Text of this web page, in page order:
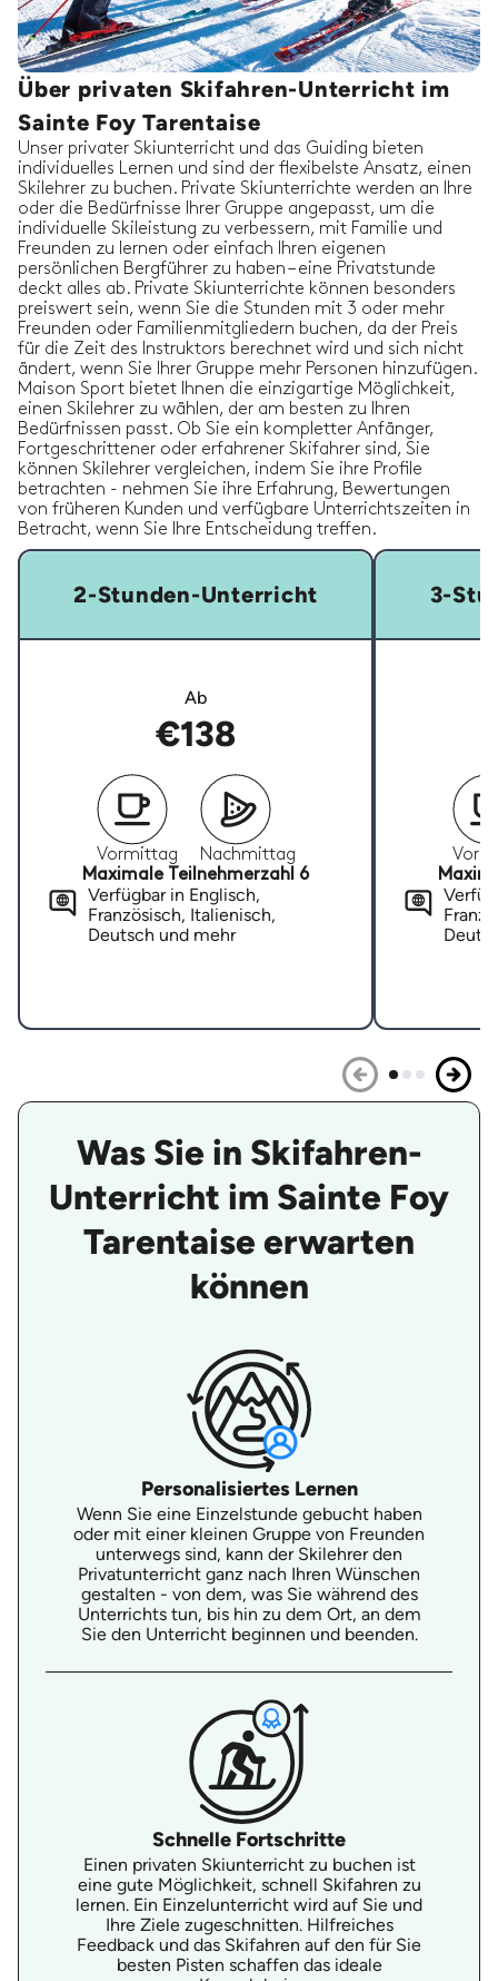
Über privaten Skifahren-Unterricht im
Sainte Foy Tarentaise
Unser privater Skiunterricht und das Guiding bieten
individuelles Lernen und sind der flexibelste Ansatz, einen
Skilehrer zu buchen. Private Skiunterrichte werden an Ihre
oder die Bedürfnisse Ihrer Gruppe angepasst, um die
individuelle Skileistung zu verbessern, mit Familie und
Freunden zu lernen oder einfach Ihren eigenen
persönlichen Bergführer zu haben – eine Privatstunde
deckt alles ab. Private Skiunterrichte können besonders
preiswert sein, wenn Sie die Stunden mit 3 oder mehr
Freunden oder Familienmitgliedern buchen, da der Preis
für die Zeit des Instruktors berechnet wird und sich nicht
ändert, wenn Sie Ihrer Gruppe mehr Personen hinzufügen.
Maison Sport bietet Ihnen die einzigartige Möglichkeit,
einen Skilehrer zu wählen, der am besten zu Ihren
Bedürfnissen passt. Ob Sie ein kompletter Anfänger,
Fortgeschrittener oder erfahrener Skifahrer sind, Sie
können Skilehrer vergleichen, indem Sie ihre Profile
betrachten - nehmen Sie ihre Erfahrung, Bewertungen
von früheren Kunden und verfügbare Unterrichtszeiten in
Betracht, wenn Sie Ihre Entscheidung treffen.
2-Stunden-Unterricht
Ab
€138
Vormittag
Nachmittag
Maximale Teilnehmerzahl 6
Verfügbar in Englisch,
Französisch, Italienisch,
Deutsch und mehr
3-
Was Sie in Skifahren-
Unterricht im Sainte Foy
Tarentaise erwarten
können
Personalisiertes Lernen
Wenn Sie eine Einzelstunde gebucht haben
oder mit einer kleinen Gruppe von Freunden
unterwegs sind, kann der Skilehrer den
Privatunterricht ganz nach Ihren Wünschen
gestalten - von dem, was Sie während des
Unterrichts tun, bis hin zu dem Ort, an dem
Sie den Unterricht beginnen und beenden.
Schnelle Fortschritte
Einen privaten Skiunterricht zu buchen ist
eine gute Möglichkeit, schnell Skifahren zu
lernen. Ein Einzelunterricht wird auf Sie und
Ihre Ziele zugeschnitten. Hilfreiches
Feedback und das Skifahren auf den für Sie
besten Pisten schaffen das ideale